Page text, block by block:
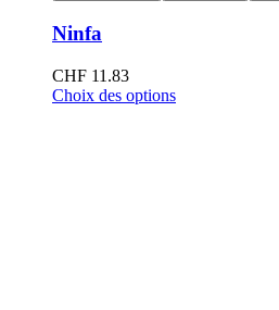
Ninfa
CHF 11.83
Choix des options